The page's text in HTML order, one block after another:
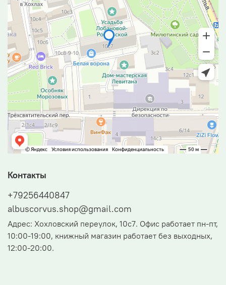
Контакты
+79256440847
albuscorvus.shop@gmail.com
Адрес: Хохловский переулок, 10с7. Офис работает пн-пт,
10:00-19:00, книжный магазин работает без выходных,
12:00-20:00.